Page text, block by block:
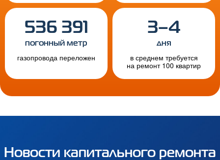
536 391
погонный метр
газопровода переложен
3–4
дня
в среднем требуется
на ремонт 100 квартир
Новости капитального ремонта